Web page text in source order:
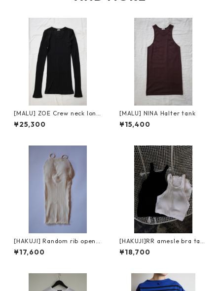
[MALU] ZOE Crew neck long
sleeve
¥25,300
[MALU] NINA Halter tank
¥15,400
[HAKUJI] Random rib open b
ack cami / Ivory
¥17,600
[HAKUJI]RR amesle bra tan
ktop / black
¥18,700